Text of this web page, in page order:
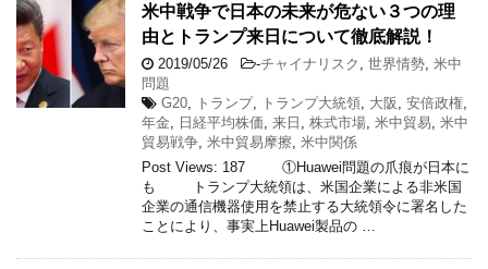
米中戦争で日本の未来が危ない３つの理
由とトランプ来日について徹底解説！
2019/05/26 -チャイナリスク 世界情勢 米中
問題
G20
トランプ, トランプ大統領 大阪 安倍政権
年金
日経平均株価 来日 株式市場 米中貿易 米中
貿易戦争 米中貿易摩擦 米中関係
Post Views: 187 ①Huawei問題の爪痕が日本に
も トランプ大統領は、米国企業による非米国
企業の通信機器使用を禁止する大統領令に署名した
ことにより、事実上Huawei製品の …